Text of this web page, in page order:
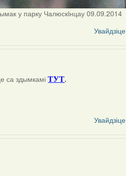
у парку Чалюскiнцау 09.09.2014
Увайдзіце
са здымкаміТУТ.
Увайдзіце